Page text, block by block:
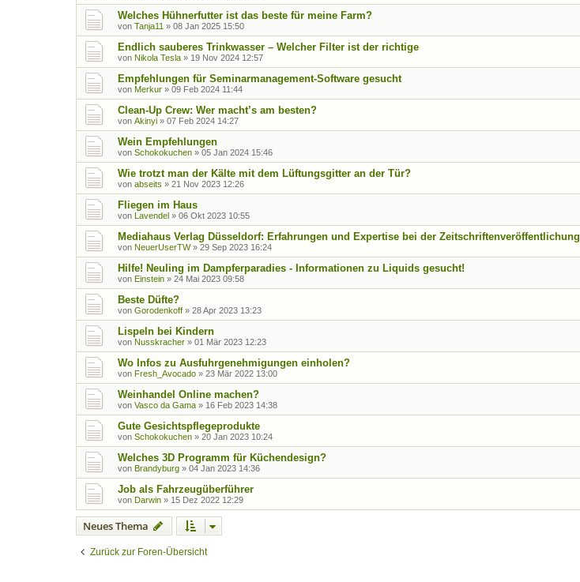
Welches Hühnerfutter ist das beste für meine Farm?
von Tanja11 » 08 Jan 2025 15:50
Endlich sauberes Trinkwasser – Welcher Filter ist der richtige
von Nikola Tesla » 19 Nov 2024 12:57
Empfehlungen für Seminarmanagement-Software gesucht
von Merkur » 09 Feb 2024 11:44
Clean-Up Crew: Wer macht’s am besten?
von Akinyi » 07 Feb 2024 14:27
Wein Empfehlungen
von Schokokuchen » 05 Jan 2024 15:46
Wie trotzt man der Kälte mit dem Lüftungsgitter an der Tür?
von abseits » 21 Nov 2023 12:26
Fliegen im Haus
von Lavendel » 06 Okt 2023 10:55
Mediahaus Verlag Düsseldorf: Erfahrungen und Expertise bei der Zeitschriftenveröffentlichung
von NeuerUserTW» 29 Sep 2023 16:24
Hilfe! Neuling im Dampferparadies - Informationen zu Liquids gesucht!
von Einstein » 24 Mai 2023 09:58
Beste Düfte?
von Gorodenkoff » 28 Apr 2023 13:23
Lispeln bei Kindern
von Nusskracher » 01 Mär 2023 12:23
Wo Infos zu Ausfuhrgenehmigungen einholen?
von Fresh_Avocado » 23 Mär 2022 13:00
Weinhandel Online machen?
von Vasco da Gama » 16 Feb 2023 14:38
Gute Gesichtspflegeprodukte
von Schokokuchen » 20 Jan 2023 10:24
Welches 3D Programm für Küchendesign?
von Brandyburg » 04 Jan 2023 14:36
Job als Fahrzeugüberführer
von Darwin » 15 Dez 2022 12:29
Neues Thema
Zurück zur Foren-Übersicht